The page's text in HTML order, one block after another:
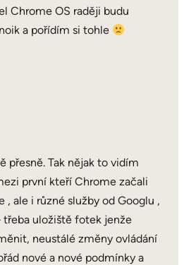
Chrome OS raději budu
a pořídím si tohle
přesně. Tak nějak to vidím
první kteří Chrome začali
, ale i různé služby od Googlu ,
třeba uložiště fotek jenže
neustálé změny ovládání
nové a nové podmínky a